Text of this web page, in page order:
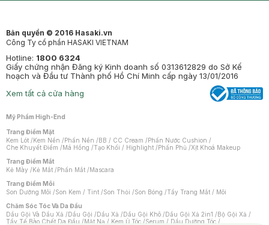
Bản quyền © 2016 Hasaki.vn
Công Ty cổ phần HASAKI VIETNAM
Hotline: 1800 6324
Giấy chứng nhận Đăng ký Kinh doanh số 0313612829 do Sở Kế
hoạch và Đầu tư Thành phố Hồ Chí Minh cấp ngày 13/01/2016
Xem tất cả cửa hàng
Mỹ Phẩm High-End
Trang Điểm Mặt
Kem Lót /Kem Nền /Phấn Nền /BB / CC Cream /Phấn Nước Cushion /
Che Khuyết Điểm /Má Hồng /Tạo Khối / Highlight /Phấn Phủ /Xịt Khoá Makeup
Trang Điểm Mắt
Kẻ Mày /Kẻ Mắt /Phấn Mắt /Mascara
Trang Điểm Môi
Son Dưỡng Môi /Son Kem / Tint /Son Thỏi /Son Bóng /Tẩy Trang Mắt / Môi
Chăm Sóc Tóc Và Da Đầu
Dầu Gội Và Dầu Xả /Dầu Gội /Dầu Xả /Dầu Gội Khô /Dầu Gội Xả 2in1 /Bộ Gội Xả /
Tẩy Tế Bào Chết Da Đầu /Mặt Nạ / Kem Ủ Tóc /Serum / Dầu Dưỡng Tóc /